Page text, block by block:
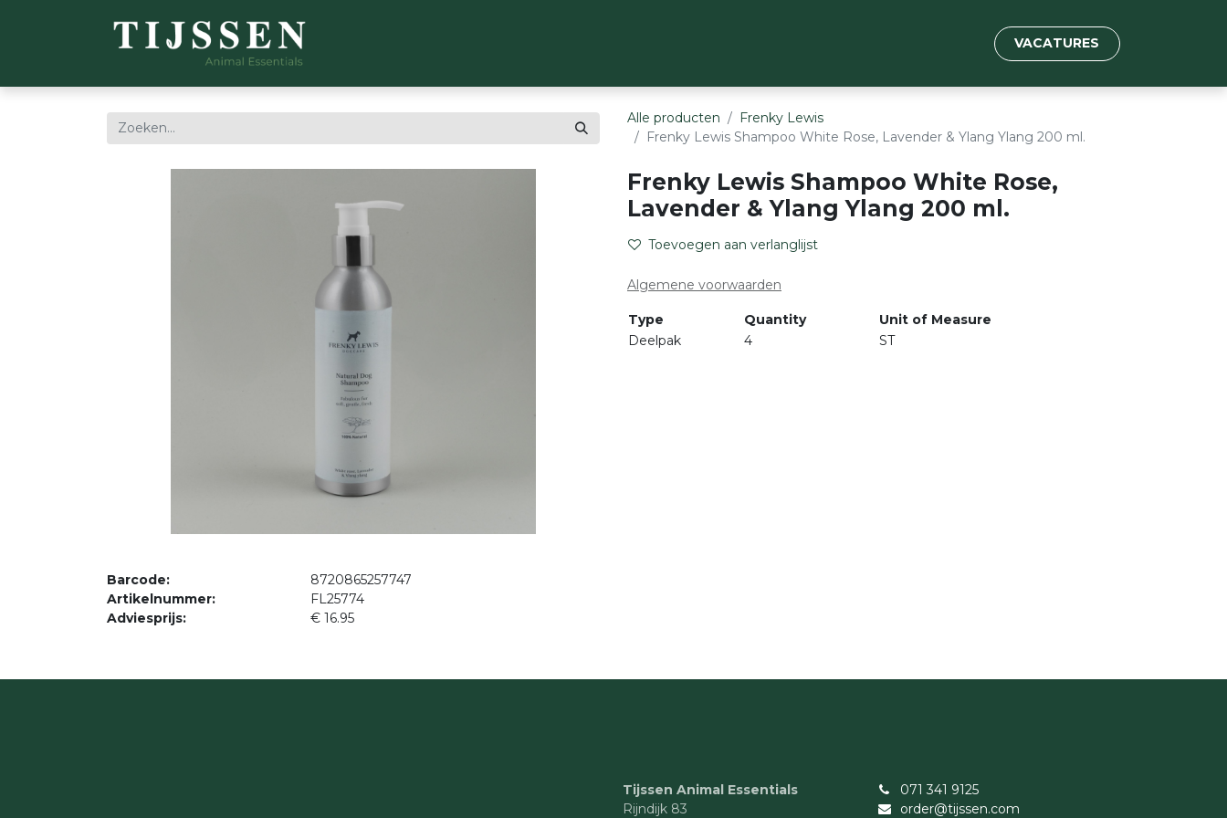
VACATURES
Alle producten
Frenky Lewis
Frenky Lewis Shampoo White Rose, Lavender & Ylang Ylang 200 ml.
Frenky Lewis Shampoo White Rose,
Lavender & Ylang Ylang 200 ml.
Toevoegen aan verlanglijst
Algemene voorwaarden
Type Quantity
Unit of Measure
Deelpak
4 ST
Barcode:
8720865257747
Artikelnummer:
FL25774
Adviesprijs:
€ 16.95
Tijssen Animal Essentials
Rijndijk 83
071 341 9125
order@tijssen.com